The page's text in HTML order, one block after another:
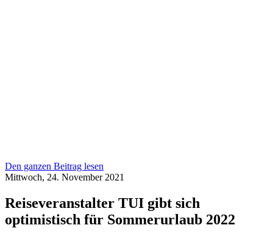
Den ganzen Beitrag lesen
Mittwoch, 24. November 2021
Reiseveranstalter TUI gibt sich
optimistisch für Sommerurlaub 2022